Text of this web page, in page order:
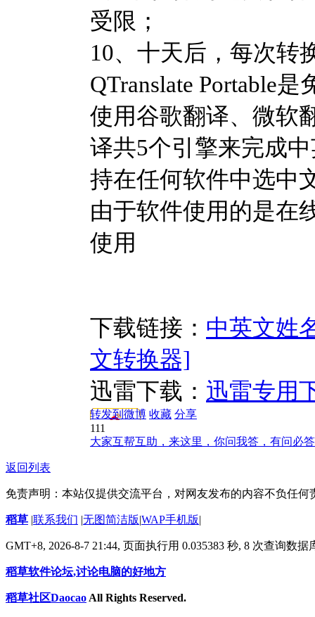
受限；
10、十天后，每次转
QTranslate Portable
使用谷歌翻译、微软
译共5个引擎来完成
持在任何软件中选中
由于软件使用的是在
使用
下载链接： 中英文姓
文转换器]
迅雷下载： 迅雷专用
转发到微博 收藏 分享
111
大家互帮互助，来这里，你问我答，有问必
返回列表
免责声明：本站仅提供交流平台，对网友发布的内容不负任
稻草 |联系我们 |无图简洁版|WAP手机版|
GMT+8, 2026-8-7 21:44, 页面执行用 0.035383 秒, 8 次查询数
稻草软件论坛,讨论电脑的好地方
稻草社区Daocao All Rights Reserved.